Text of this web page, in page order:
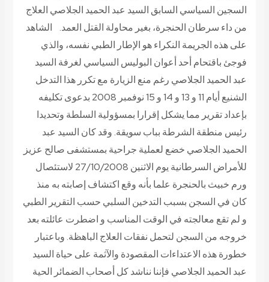
السجين السياسي السابق السيد عبد الحميد الجلاصي العلاج
من داء سرطان الحنجرة، بغير محاولة القتل العمد. الشاهد
على هذه الجريمة النكراء هو الإطار الطبي نفسه، والذي
فوجئ باقتحام أحد أعوان البوليس السياسي لغرفة السيد
عبد الحميد الجلاصي رغم منع الزيارة مع تكرر هذا التدخل
الشنيع أيام 11 و 13 و 14 و 15 نوفمبر 2008 بدعوى تكليفه
بإعداد تقرير مما يشكل إقرارا بمسؤولية السلطة وتحديدا
رئيس منطقة الشرطة بباب سويقة. وقد كان السيد عبد
الحميد الجلاصي خضع لعملية جراحية بمستشفى صالح عزيز
للأمراض السرطانية يوم الاثنين 27/10/2008 لاستئصال
ورم خبيث بالحنجرة علما بأنه وقع اكتشاف إصابته به منذ
كان في السجن بسبب التدخين السلبي حسب التقرير الطبي
و لم تقع معالجته في الوقت المناسب و اضطرت عائلته بعد
خروجه من السجن لتحمل نفقات العلاج الباهظة. وباعتبار
خطورة هذه الاعتداءات المقصودة والآثمة على حياة السيد
عبد الحميد الجلاصي فإننا نناشد كل أصحاب الضمائر الحية